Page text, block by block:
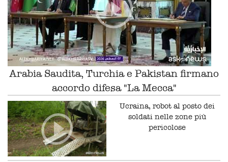
Arabia Saudita, Turchia e Pakistan firmano
accordo difesa "La Mecca"
Ucraina, robot al posto dei
soldati nelle zone più
pericolose